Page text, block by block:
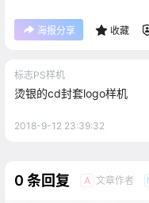
海报分享 收藏
标志PS样机
烫银的cd封套logo样机
2018-9-12 23:39:32
0 条回复 A 文章作者